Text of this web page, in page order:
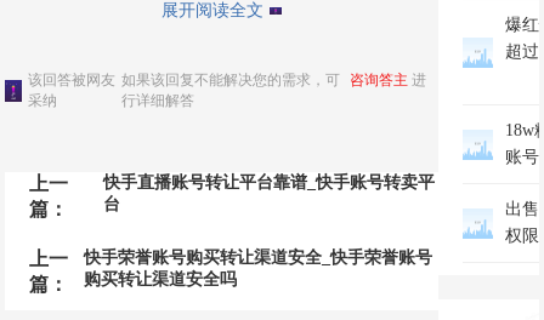
展开阅读全文
该回答被网友
采纳
如果该回复不能解决您的需求，可 咨询答主 进
行详细解答
上一
篇：
快手直播账号转让平台靠谱_快手账号转卖平
台
上一
篇：
快手荣誉账号购买转让渠道安全_快手荣誉账号
购买转让渠道安全吗
爆红
超
18w
账
出售
权限